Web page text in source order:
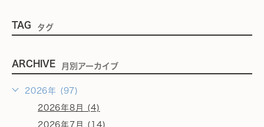
TAG タグ
ARCHIVE 月別アーカイブ
2026年 (97)
2026年8月 (4)
2026年7月 (14)